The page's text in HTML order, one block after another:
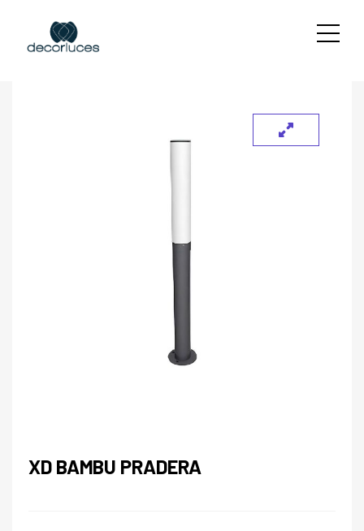
XD BAMBU PRADERA